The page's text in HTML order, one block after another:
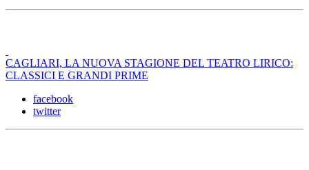
CAGLIARI, LA NUOVA STAGIONE DEL TEATRO LIRICO:
CLASSICI E GRANDI PRIME
facebook
twitter